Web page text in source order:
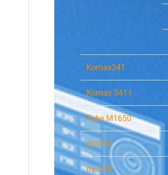
Komax341
Komax 341-I
Tube M1650
mci761
mci782